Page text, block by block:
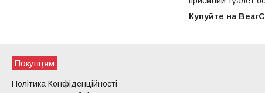
Купуйте на
Покупцям
Політика Конфіденційності